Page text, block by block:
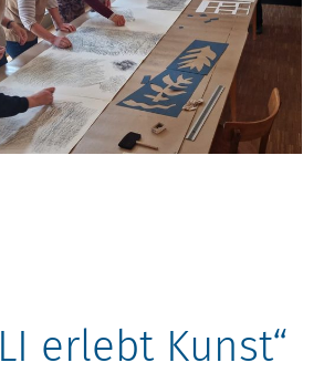
erlebt Kunst“